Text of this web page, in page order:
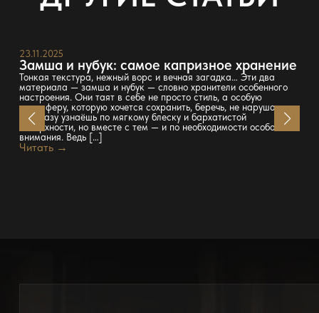
23.11.2025
Замша и нубук: самое капризное хранение
Тонкая текстура, нежный ворс и вечная загадка… Эти два
материала — замша и нубук — словно хранители особенного
настроения. Они таят в себе не просто стиль, а особую
атмосферу, которую хочется сохранить, беречь, не нарушать.
Их сразу узнаёшь по мягкому блеску и бархатистой
поверхности, но вместе с тем — и по необходимости особого
внимания. Ведь […]
Читать →